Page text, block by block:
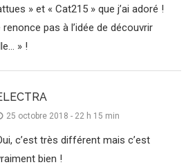
» et « Cat215 » que j’ai adoré !
pas à l’idée de découvrir
» !
25 octobre 2018 - 22 h 15 min
c’est très différent mais c’est
bien !